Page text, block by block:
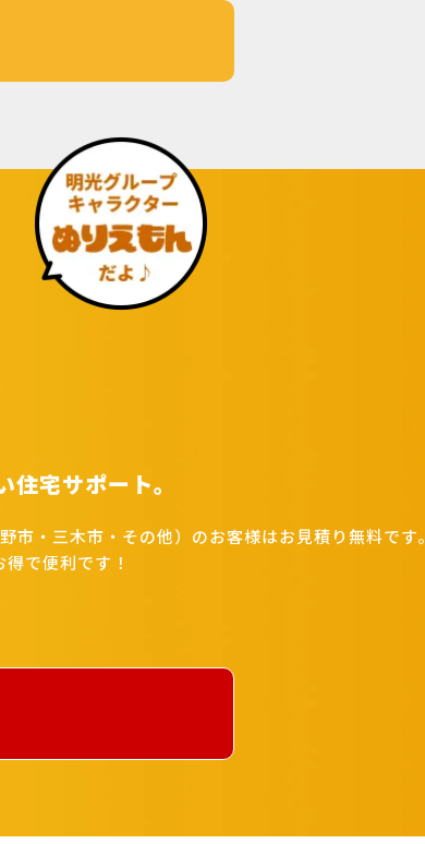
宅サポート。
・三木市・その他）のお客様はお見積り無料です。
で便利です！